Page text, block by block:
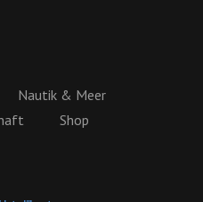
Nautik & Meer
Shop